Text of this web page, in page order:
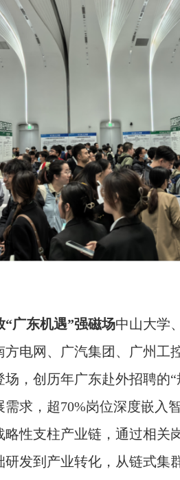
广东机遇”强磁场中山大学
电网、广汽集团、广州工
，创历年广东赴外招聘的
求，超70%岗位深度嵌入
性支柱产业链，通过相关
发到产业转化，从链式集